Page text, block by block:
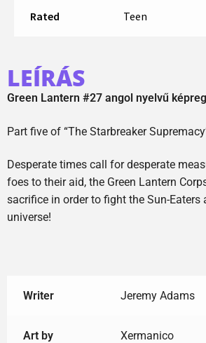
Rated Teen
LEÍRÁS
Green Lantern #27 angol nyelvű
Part five of “The Starbreaker
Desperate times call for desperate
foes to their aid, the Green Lantern
sacrifice in order to fight the Sun-Eaters
universe!
Writer Jeremy Adams
Art by Xermanico